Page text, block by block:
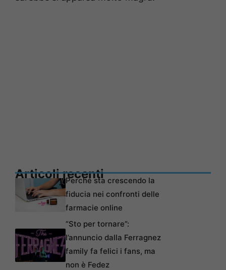
Articoli recentiPerché sta crescendo la
fiducia nei confronti delle
farmacie online
“Sto per tornare”:
l’annuncio dalla Ferragnez
family fa felici i fans, ma
non è Fedez